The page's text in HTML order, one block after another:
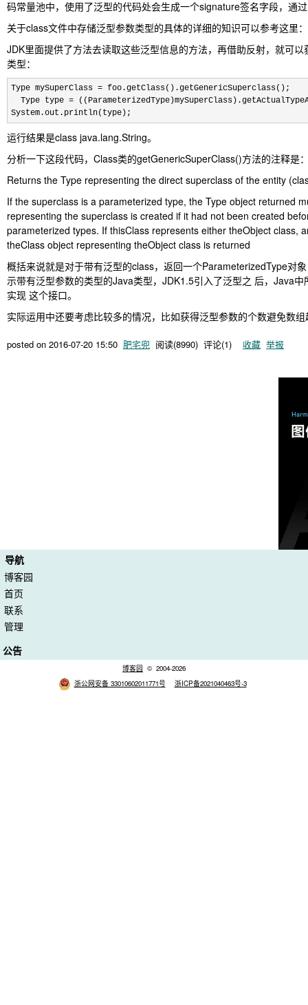
导航
博客园
首页
联系
管理
公告
码常量池中，使用了泛型的代码处会生成一个signature签名字段，通
关于class文件中存储泛型参数类型的具体的详细的知识可以参考这里：
JDK里面提供了方法去读取这些泛型信息的方法，再借助反射，就可
类型：
Type mySuperClass = foo.getClass().getGenericSuperclass();
Type type =
System.out.println(type);
运行结果是class java.lang.String。
分析一下这段代码，Class类的getGenericSuperClass()方法的注释是
Returns the Type representing the direct superclass of the entity
If the superclass is a parameterized type, the Type object returned
representing the superclass is created if it had not been created
parameterized types. If thisClass represents either theObject
theClass object representing theObject class is returned
概括来说就是对于带有泛型的class，返回一个ParameterizedType对
示带有泛型参数的类型的Java类型，JDK1.5引入了泛型之 后，Java
实现 这个接口。
实际运用中还要考虑比较多的情况，比如获得泛型参数的个数避免数
posted on 2016-07-20 15:50 肥宅兜 阅读(8990) 评论(1) 收藏 举报
博客园 © 2004-2026
浙公网安备 33010602011771号
浙ICP备2021040463号-3